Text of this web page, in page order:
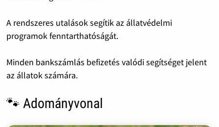
A rendszeres utalások segítik az állatvédelmi
programok fenntarthatóságát.
Minden bankszámlás befizetés valódi segítséget jelent
az állatok számára.
🐾 Adományvonal